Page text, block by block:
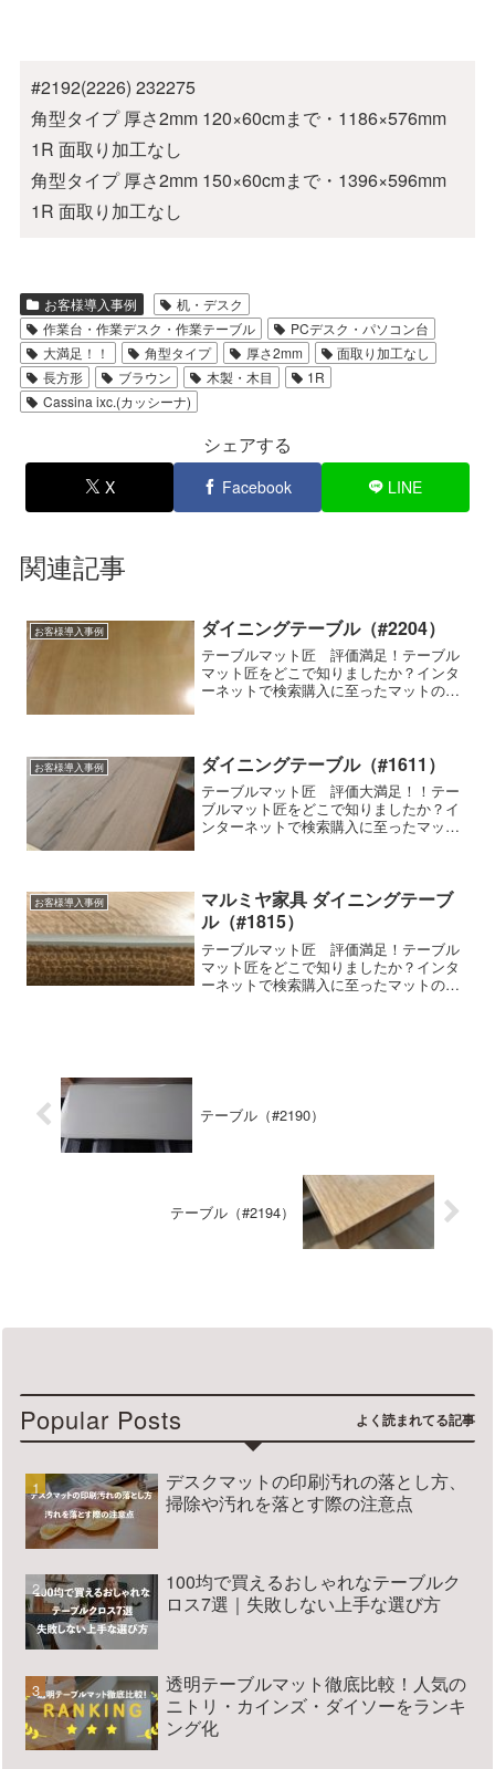
#2192(2226) 232275
角型タイプ 厚さ2mm 120×60cmまで・1186×576mm
1R 面取り加工なし
角型タイプ 厚さ2mm 150×60cmまで・1396×596mm
1R 面取り加工なし
お客様導入事例
机・デスク
作業台・作業デスク・作業テーブル
PCデスク・パソコン台
大満足！！
角型タイプ 厚さ2mm
面取り加工なし
長方形
ブラウン 木製・木目
1R
Cassina ixc.(カッシーナ)
シェアする
X Facebook LINE
関連記事
お客様導入事例 ダイニングテーブル（#2204）
テーブルマット匠 評価満足！テーブル
マット匠をどこで知りましたか？インタ
ーネットで検索購入に至ったマットの特
があり、満足していま...
お客様導入事例 ダイニングテーブル（#1611）
テーブルマット匠 評価大満足！！テー
ブルマット匠をどこで知りましたか？イ
ンターネットで検索購入に至ったマット
ングテーブルテーブルマッ...
お客様導入事例
マルミヤ家具 ダイニングテーブ
ル（#1815）
テーブルマット匠 評価満足！テーブル
マット匠をどこで知りましたか？インタ
ーネットで検索購入に至ったマットの特
テーブル（#2190）
テーブル（#2194）
Popular Posts
デスクマットの印刷汚れの落とし方、
掃除や汚れを落とす際の注意点
100均で買えるおしゃれなテーブルク
ロス7選｜失敗しない上手な選び方
透明テーブルマット徹底比較！人気の
ニトリ・カインズ・ダイソーをランキ
ング化